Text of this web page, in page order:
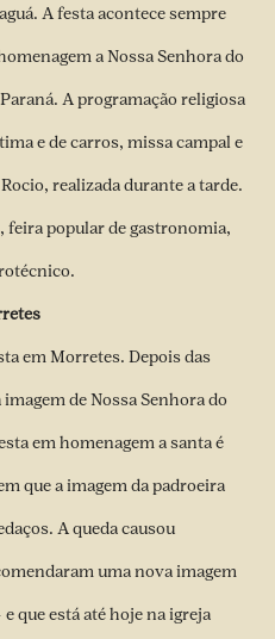
A festa acontece sempre
a Nossa Senhora do
A programação religiosa
e de carros, missa campal e
realizada durante a tarde.
feira popular de gastronomia,
em Morretes. Depois das
de Nossa Senhora do
em homenagem a santa é
que a imagem da padroeira
A queda causou
uma nova imagem
que está até hoje na igreja